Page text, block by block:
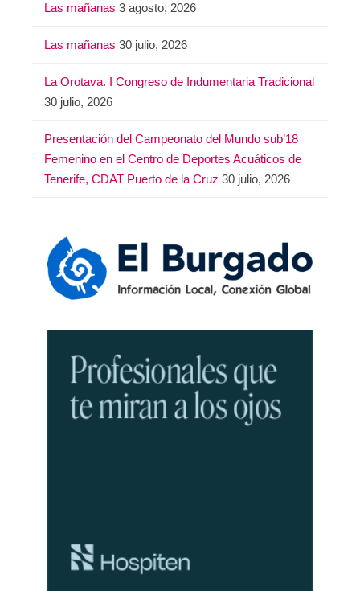
Las mañanas 3 agosto, 2026
Las mañanas 30 julio, 2026
La Orotava. I Congreso de Indumentaria Tradicional
30 julio, 2026
Presentación del Campeonato del Mundo sub’18
Femenino en el Centro de Deportes Acuáticos de
Tenerife, CDAT Puerto de la Cruz 30 julio, 2026